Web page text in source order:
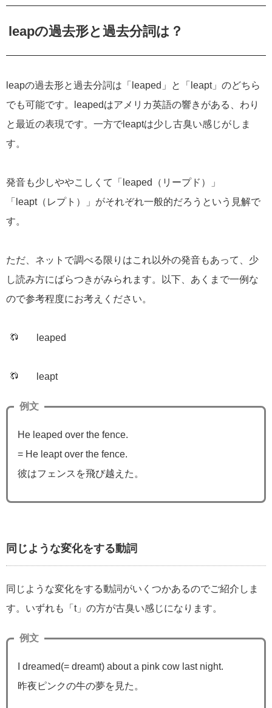
leapの過去形と過去分詞は？
leapの過去形と過去分詞は「leaped」と「leapt」のどちら
でも可能です。leapedはアメリカ英語の響きがある、わり
と最近の表現です。一方でleaptは少し古臭い感じがしま
す。
発音も少しややこしくて「leaped（リープド）」
「leapt（レプト）」がそれぞれ一般的だろうという見解で
す。
ただ、ネットで調べる限りはこれ以外の発音もあって、少
し読み方にばらつきがみられます。以下、あくまで一例な
ので参考程度にお考えください。
leaped
leapt
例文
He leaped over the fence.
= He leapt over the fence.
彼はフェンスを飛び越えた。
同じような変化をする動詞
同じような変化をする動詞がいくつかあるのでご紹介しま
す。いずれも「t」の方が古臭い感じになります。
例文
I dreamed(= dreamt) about a pink cow last night.
昨夜ピンクの牛の夢を見た。